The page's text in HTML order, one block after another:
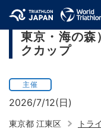
第2回日本
東京・海の森
クカップ
主催
2026/7/12(日)
東京都 江東区 トラ